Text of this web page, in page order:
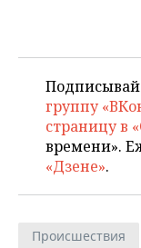
группу
страницу в
времени».
«Дзене».
Происшествия